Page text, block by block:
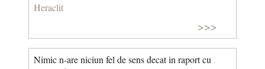
Heraclit
>>>
Nimic n-are niciun fel de sens decat in raport cu